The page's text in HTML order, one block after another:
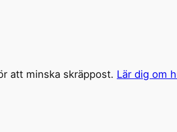
att minska skräppost. Lär dig om